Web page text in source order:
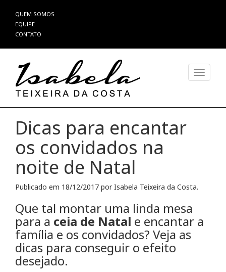
Pular
para
o
QUEM SOMOS
EQUIPE
CONTATO
Dicas para encantar
os convidados na
noite de Natal
Publicado em 18/12/2017 porIsabela Teixeira da Costa.
Que tal montar uma linda mesa
para a ceia de Natal e encantar a
família e os convidados? Veja as
dicas para conseguir o efeito
desejado.